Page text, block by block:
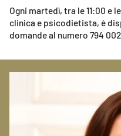
Ogni martedì, tra le 11:00 e
clinica e psicodietista, è
domande al numero 794